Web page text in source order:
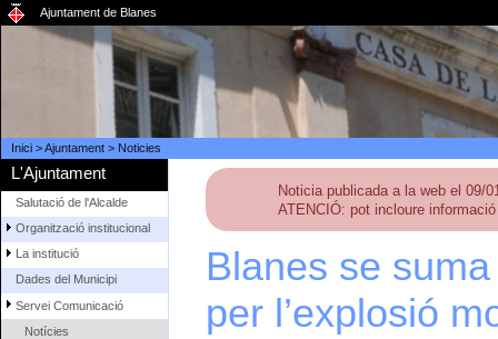
Ajuntament de Blanes
Inici>Ajuntament> Noticies
L'Ajuntament
Salutació de l'Alcalde
Organització institucional
La institució
Dades del Municipi
Servei Comunicació
Notícies
Noticia publicada a la web el 09/
ATENCIÓ: pot incloure
Blanes se
per l’explosió